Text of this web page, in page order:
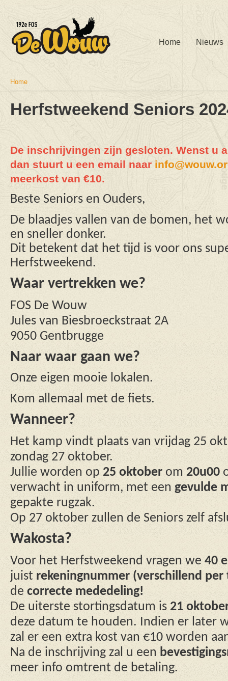
Home Nieuws
U bent hier
Home
Herfstweekend Seniors
De inschrijvingen zijn gesloten. Wenst u
dan stuurt u een email naar
meerkost van €10.
Beste Seniors en Ouders,
De blaadjes vallen van de bomen, het
en sneller donker.
Dit betekent dat het tijd is voor ons
Herfstweekend.
Waar vertrekken we?
FOS De Wouw
Jules van Biesbroeckstraat 2A
9050 Gentbrugge
Naar waar gaan we?
Onze eigen mooie lokalen.
Kom allemaal met de fiets.
Wanneer?
Het kamp vindt plaats van vrijdag 25
zondag 27 oktober.
Jullie worden op 25 oktober om 20u00
verwacht in uniform, met een gevulde
gepakte rugzak.
Op 27 oktober zullen de Seniors zelf
Wakosta?
Voor het Herfstweekend vragen we 40
juist rekeningnummer (verschillend per
de correcte mededeling!
De uiterste stortingsdatum is 21
deze datum te houden. Indien er later
zal er een extra kost van €10 worden
Na de inschrijving zal u een
meer info omtrent de betaling.